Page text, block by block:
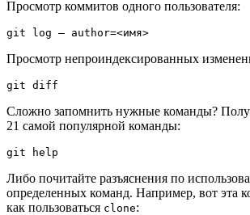
Просмотр коммитов одного пользователя:
git log — author=<имя>
Просмотр непроиндексированных
git diff
Сложно запомнить нужные команды?
21 самой популярной команды:
git help
Либо почитайте разъяснения по
определенных команд. Например, вот эта
как пользоваться clone: